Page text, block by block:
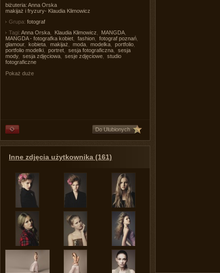
biżuteria: Anna Orska
makijaż i fryzury- Klaudia Klimowicz
Grupa: fotograf
Tagi: Anna Orska Klaudia Klimowicz MANGDA
MANGDA - fotografka kobiet
fashion fotograf poznań
glamour, kobieta makijaż moda modelka portfolio
portfolio modelki
portret sesja fotograficzna
sesja
mody, sesja zdjęciowa sesje zdjęciowe
studio
fotograficzne
Pokaż duże
Do Ulubionych
Inne zdjęcia użytkownika (161)